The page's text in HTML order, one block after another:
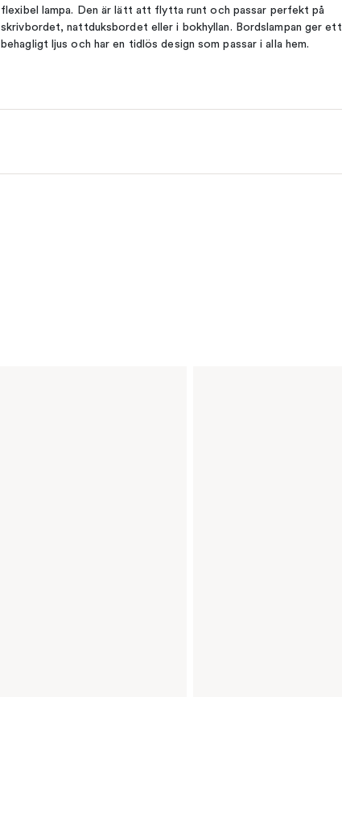
flexibel lampa. Den är lätt att flytta runt och passar perfekt på
skrivbordet, nattduksbordet eller i bokhyllan. Bordslampan ger ett
behagligt ljus och har en tidlös design som passar i alla hem.